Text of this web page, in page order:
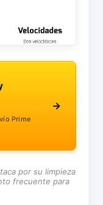
Prime
→
por su limpieza
frecuente para